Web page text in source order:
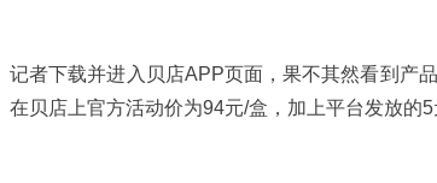
记者下载并进入贝店APP页面，果不其然看到产
在贝店上官方活动价为94元/盒，加上平台发放的